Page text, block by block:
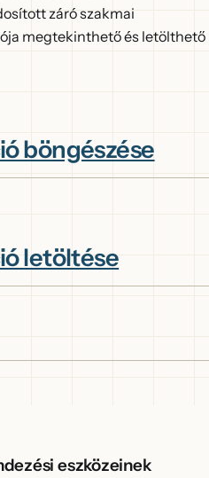
záró szakmai
megtekinthető és letölthető
böngészése
letöltése
eszközeinek